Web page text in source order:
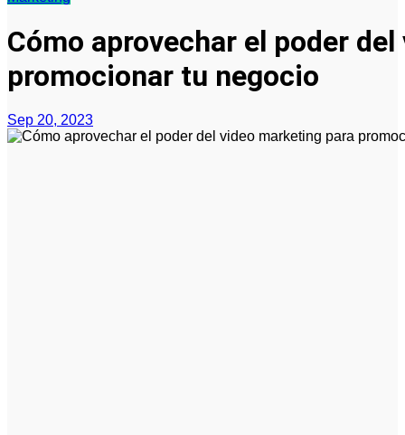
Cómo aprovechar el poder
promocionar tu negocio
Sep 20, 2023